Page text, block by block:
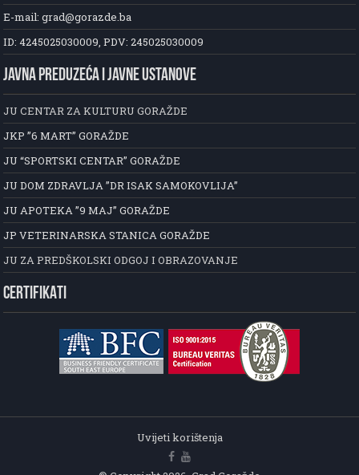
E-mail: grad@gorazde.ba
ID: 4245025030009, PDV: 245025030009
JAVNA PREDUZEĆA I JAVNE USTANOVE
JU CENTAR ZA KULTURU GORAŽDE
JKP ”6 MART” GORAŽDE
JU “SPORTSKI CENTAR” GORAŽDE
JU DOM ZDRAVLJA ”DR ISAK SAMOKOVLIJA”
JU APOTEKA ”9 MAJ” GORAŽDE
JP VETERINARSKA STANICA GORAŽDE
JU ZA PREDŠKOLSKI ODGOJ I OBRAZOVANJE
CERTIFIKATI
Uvijeti korištenja